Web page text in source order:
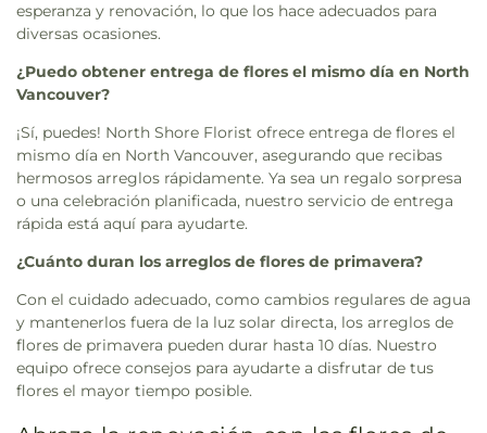
esperanza y renovación, lo que los hace adecuados para
diversas ocasiones.
¿Puedo obtener entrega de flores el mismo día en North
Vancouver?
¡Sí, puedes! North Shore Florist ofrece entrega de flores el
mismo día en North Vancouver, asegurando que recibas
hermosos arreglos rápidamente. Ya sea un regalo sorpresa
o una celebración planificada, nuestro servicio de entrega
rápida está aquí para ayudarte.
¿Cuánto duran los arreglos de flores de primavera?
Con el cuidado adecuado, como cambios regulares de agua
y mantenerlos fuera de la luz solar directa, los arreglos de
flores de primavera pueden durar hasta 10 días. Nuestro
equipo ofrece consejos para ayudarte a disfrutar de tus
flores el mayor tiempo posible.